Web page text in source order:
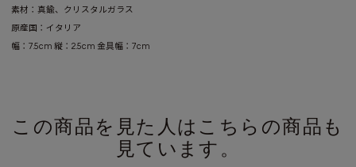
素材：真鍮、クリスタルガラス
原産国：イタリア
幅：7.5cm 縦：2.5cm 金具幅：7cm
この商品を見た人はこちらの商品も
見ています。